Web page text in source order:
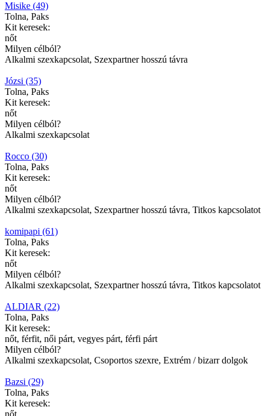
Misike (49)
Tolna, Paks
Kit keresek:
nőt
Milyen célból?
Alkalmi szexkapcsolat, Szexpartner hosszú távra
Józsi (35)
Tolna, Paks
Kit keresek:
nőt
Milyen célból?
Alkalmi szexkapcsolat
Rocco (30)
Tolna, Paks
Kit keresek:
nőt
Milyen célból?
Alkalmi szexkapcsolat, Szexpartner hosszú távra, Titkos kapcsolatot
komipapi (61)
Tolna, Paks
Kit keresek:
nőt
Milyen célból?
Alkalmi szexkapcsolat, Szexpartner hosszú távra, Titkos kapcsolatot
ALDIAR (22)
Tolna, Paks
Kit keresek:
nőt, férfit, női párt, vegyes párt, férfi párt
Milyen célból?
Alkalmi szexkapcsolat, Csoportos szexre, Extrém / bizarr dolgok
Bazsi (29)
Tolna, Paks
Kit keresek:
nőt